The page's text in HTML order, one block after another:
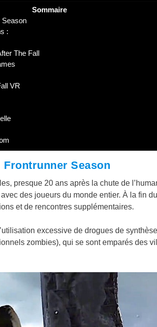
Sommaire
Season
:
The Fall
VR
Frontrunner Season
presque 20 ans après la chute de
des joueurs du monde entier. À la fin
et de rencontres supplémentaires.
excessive de drogues de
zombies), qui se sont emparés des